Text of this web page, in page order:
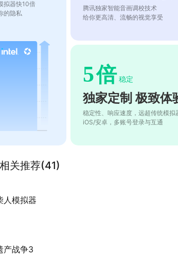
拟器快10倍
的隐私
腾讯独家智能音画调校技术
给你更高清、流畅的视觉享受
5倍 稳定
独家定制 极致体
稳定性、响应速度，远超传统模拟
iOS/安卓，多账号登录与互通
关推荐(41)
人模拟器
产战争3